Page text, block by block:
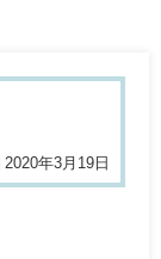
2020年3月19日